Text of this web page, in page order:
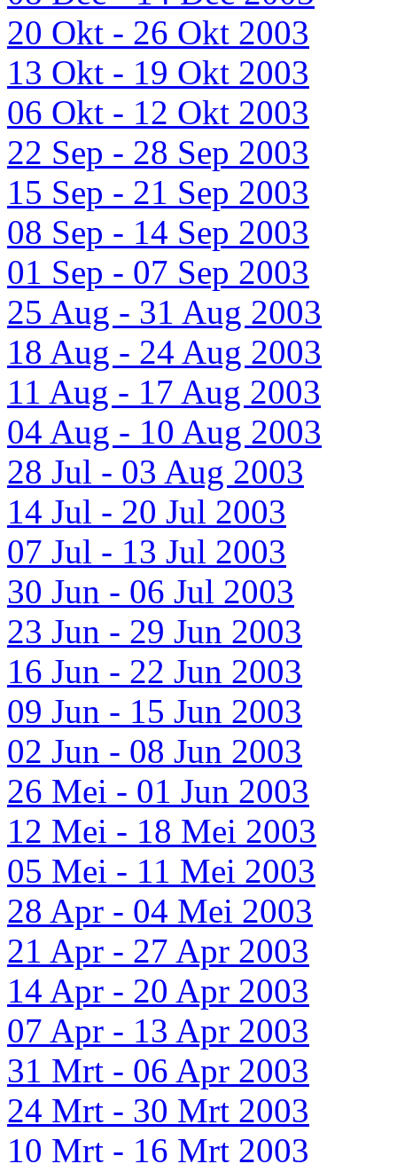
20 Okt - 26 Okt 2003
13 Okt - 19 Okt 2003
06 Okt - 12 Okt 2003
22 Sep - 28 Sep 2003
15 Sep - 21 Sep 2003
08 Sep - 14 Sep 2003
01 Sep - 07 Sep 2003
25 Aug - 31 Aug 2003
18 Aug - 24 Aug 2003
11 Aug - 17 Aug 2003
04 Aug - 10 Aug 2003
28 Jul - 03 Aug 2003
14 Jul - 20 Jul 2003
07 Jul - 13 Jul 2003
30 Jun - 06 Jul 2003
23 Jun - 29 Jun 2003
16 Jun - 22 Jun 2003
09 Jun - 15 Jun 2003
02 Jun - 08 Jun 2003
26 Mei - 01 Jun 2003
12 Mei - 18 Mei 2003
05 Mei - 11 Mei 2003
28 Apr - 04 Mei 2003
21 Apr - 27 Apr 2003
14 Apr - 20 Apr 2003
07 Apr - 13 Apr 2003
31 Mrt - 06 Apr 2003
24 Mrt - 30 Mrt 2003
10 Mrt - 16 Mrt 2003